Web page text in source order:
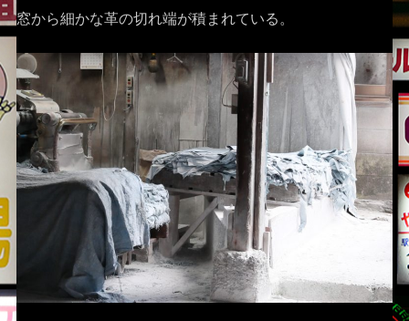
窓から細かな革の切れ端が積まれている。